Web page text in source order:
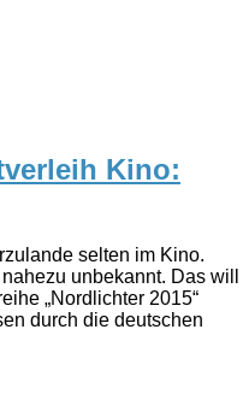
Kino:
selten im Kino.
unbekannt. Das will
„Nordlichter 2015“
durch die deutschen